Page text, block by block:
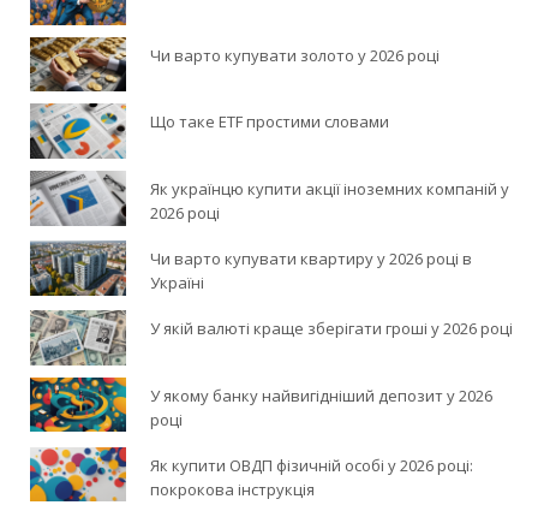
Чи варто купувати золото у 2026 році
Що таке ETF простими словами
Як українцю купити акції іноземних компаній у
2026 році
Чи варто купувати квартиру у 2026 році в
Україні
У якій валюті краще зберігати гроші у 2026 році
У якому банку найвигідніший депозит у 2026
році
Як купити ОВДП фізичній особі у 2026 році:
покрокова інструкція